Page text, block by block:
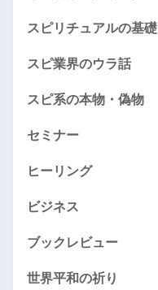
スピリチュアルの基礎
スピ業界のウラ話
スピ系の本物・偽物
セミナー
ヒーリング
ビジネス
ブックレビュー
世界平和の祈り